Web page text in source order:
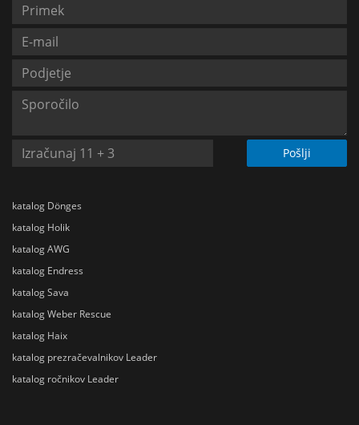
Pošlji
katalog Dönges
katalog Holik
katalog AWG
katalog Endress
katalog Sava
katalog Weber Rescue
katalog Haix
katalog prezračevalnikov Leader
katalog ročnikov Leader